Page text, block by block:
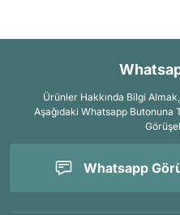
Ürünler Hakkında Bilgi
Aşağıdaki Whatsapp
Whatsapp